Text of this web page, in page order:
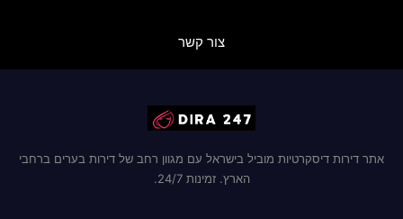
צור קשר
אתר דירות דיסקרטיות מוביל בישראל עם מגוון רחב של דירות בערים ברחבי
הארץ. זמינות 24/7.